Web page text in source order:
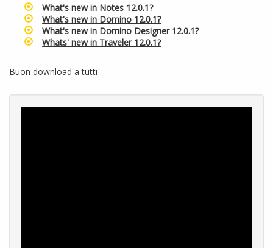
What's new in Notes 12.0.1?
What's new in Domino 12.0.1?
What's new in Domino Designer 12.0.1?
Whats' new in Traveler 12.0.1?
Buon download a tutti